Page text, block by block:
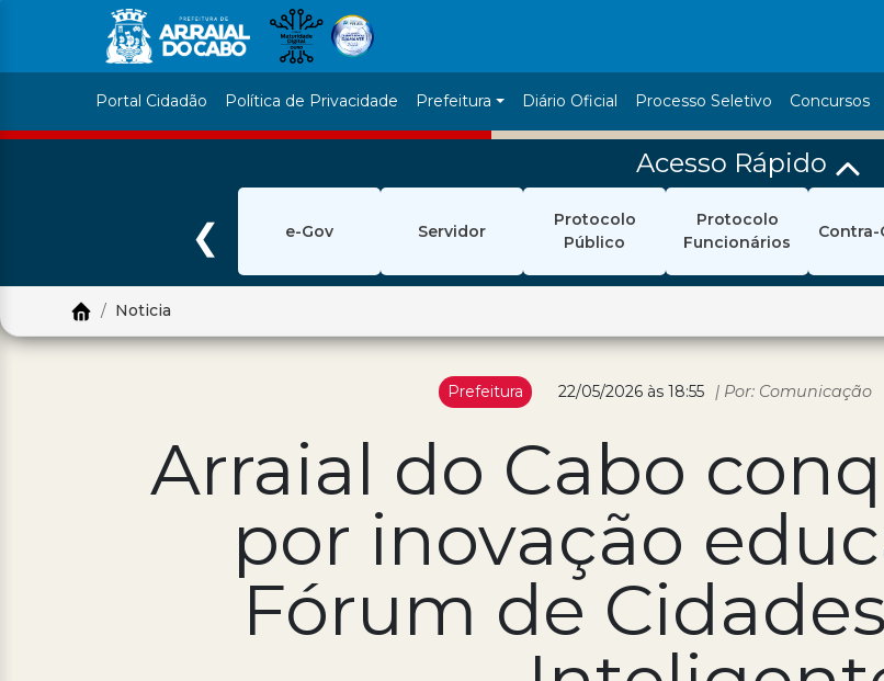
Portal Cidadão Política de Privacidade Prefeitura Diário Oficial Processo Seletivo Concursos
Acesso Rápido
❮ e-Gov Servidor
Protocolo
Público
Protocolo
Funcionários
Contra-
Noticia
Prefeitura 22/05/2026 às 18:55 | Por: Comunicação
Arraial do Cabo
por inovação
Fórum de